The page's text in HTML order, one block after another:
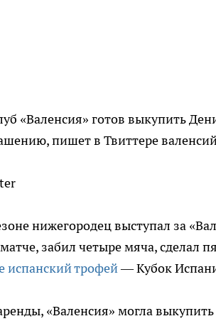
«Валенсия» готов выкупить
пишет в Твиттере
нижегородец выступал за
забил четыре мяча, сделал
испанский трофей— Кубок
«Валенсия» могла